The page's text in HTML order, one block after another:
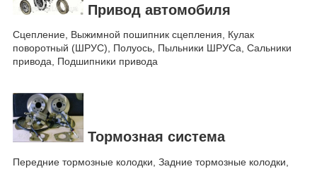
Привод автомобиля
Сцепление, Выжимной пошипник сцепления, Кулак
поворотный (ШРУС), Полуось, Пыльники ШРУСа, Сальники
привода, Подшипники привода
Тормозная система
Передние тормозные колодки, Задние тормозные колодки,